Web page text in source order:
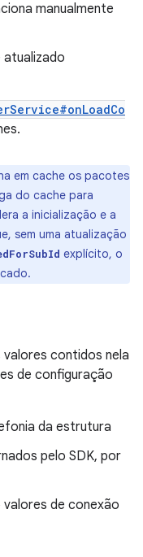
manualmente
atualizado
em cache os pacotes
do cache para
a inicialização e a
sem uma atualização
explícito, o
contidos nela
de configuração
da estrutura
pelo SDK, por
de conexão